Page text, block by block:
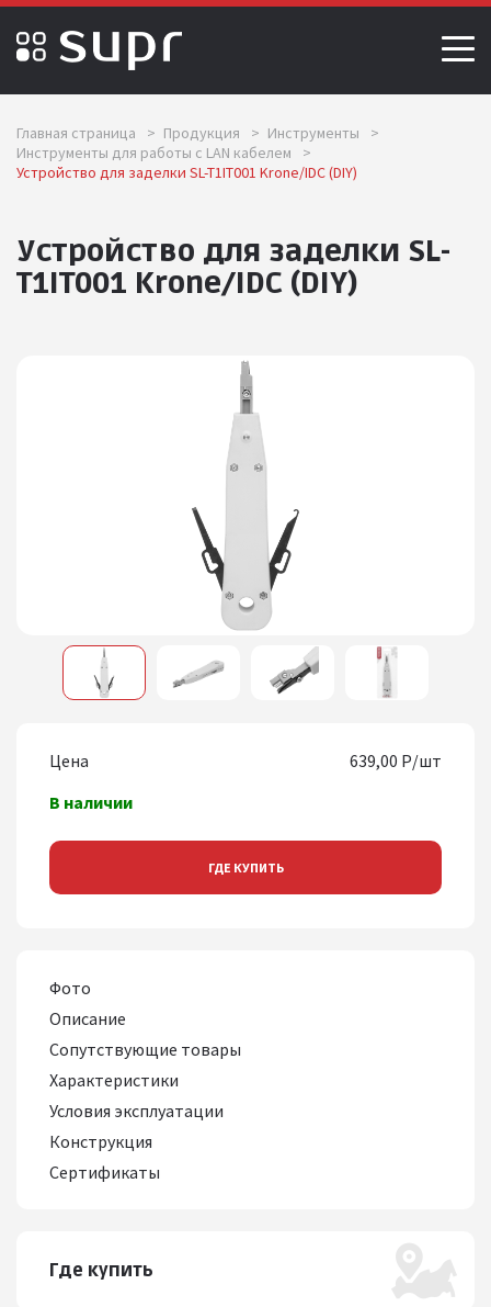
Главная страница > Продукция > Инструменты
>
Инструменты для работы с LAN кабелем
>
Устройство для заделки SL-T1IT001 Krone/IDC (DIY)
Устройство для заделки SL-
T1IT001 Krone/IDC (DIY)
1
3
Цена
639,00 Р/шт
В наличии
ГДЕ КУПИТЬ
Фото
Описание
Сопутствующие товары
Характеристики
Условия эксплуатации
Конструкция
Сертификаты
Где купить